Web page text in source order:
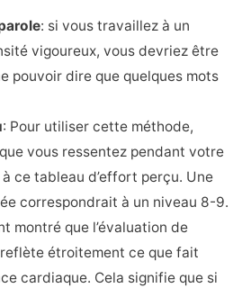
: si vous travaillez à un
vigoureux, vous devriez être
pouvoir dire que quelques mots
: Pour utiliser cette méthode,
vous ressentez pendant votre
ce tableau d’effort perçu. Une
correspondrait à un niveau 8-9.
montré que l’évaluation de
étroitement ce que fait
cardiaque. Cela signifie que si